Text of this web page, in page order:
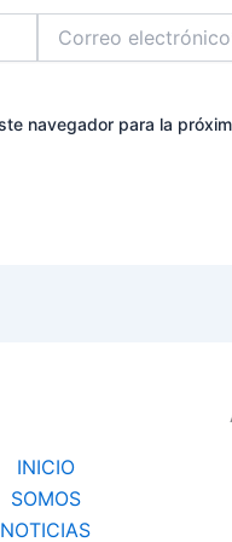
electrónico*
navegador para la
INICIO
SOMOS
NOTICIAS